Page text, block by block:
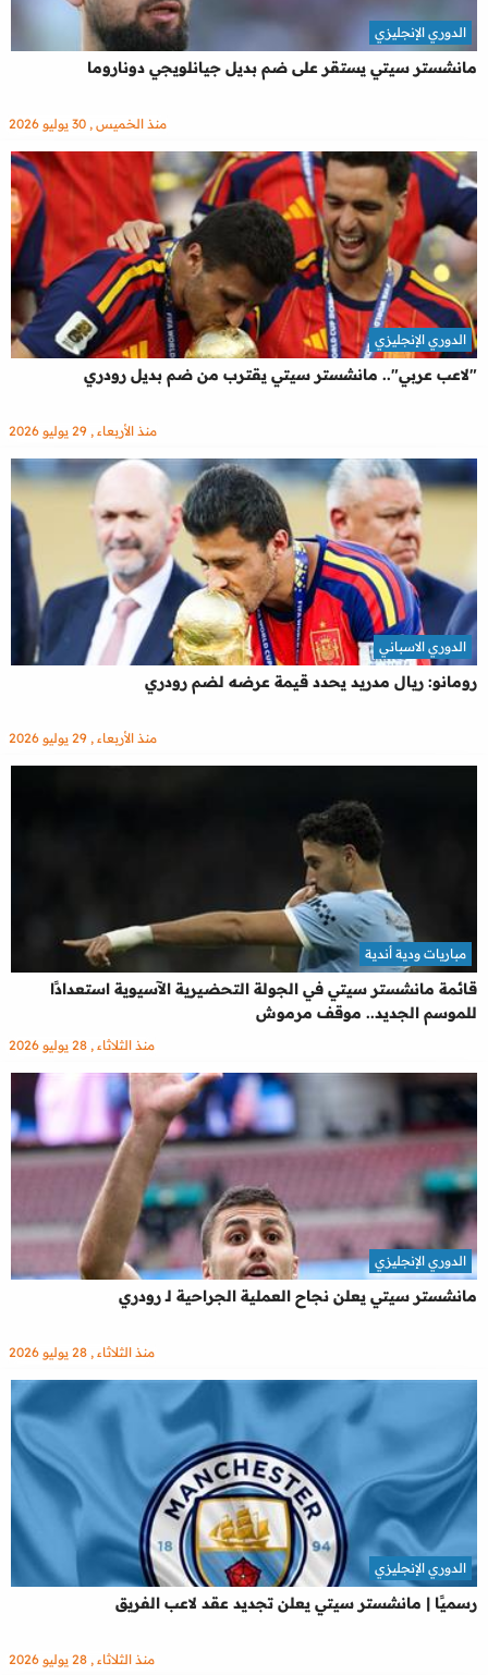
مانشستر سيتي يستقر على ضم بديل جيانلويجي دوناروما
الدوري الإنجليزي
منذ الخميس , 30 يوليو 2026
"لاعب عربي".. مانشستر سيتي يقترب من ضم بديل رودري
الدوري الإنجليزي
منذ الأربعاء , 29 يوليو 2026
رومانو: ريال مدريد يحدد قيمة عرضه لضم رودري
الدوري الاسباني
منذ الأربعاء , 29 يوليو 2026
قائمة مانشستر سيتي في الجولة التحضيرية الآسيوية استعدادًا
للموسم الجديد.. موقف مرموش
مباريات ودية أندية
منذ الثلاثاء , 28 يوليو 2026
مانشستر سيتي يعلن نجاح العملية الجراحية لـ رودري
الدوري الإنجليزي
منذ الثلاثاء , 28 يوليو 2026
رسميًا | مانشستر سيتي يعلن تجديد عقد لاعب الفريق
الدوري الإنجليزي
منذ الثلاثاء , 28 يوليو 2026